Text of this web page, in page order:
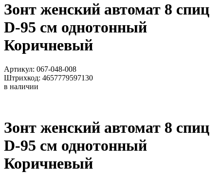
Зонт женский автомат 8 спиц
D-95 см однотонный
Коричневый
Артикул: 067-048-008
Штрихкод: 4657779597130
в наличии
Зонт женский автомат 8 спиц
D-95 см однотонный
Коричневый